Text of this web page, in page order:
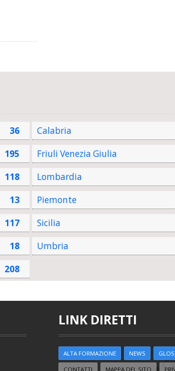
36 Calabria
195 Friuli Venezia Giulia
118 Lombardia
13 Piemonte
117 Sicilia
18 Umbria
208
LINK DIRETTI
ALTA FORMAZIONE NEWS
CONTATTI MAPPA DEL SITO